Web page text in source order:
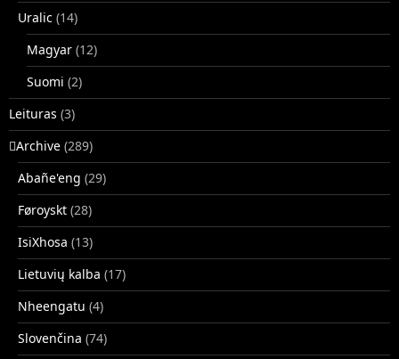
Uralic (14)
Magyar (12)
Suomi (2)
Leituras (3)
􏿽Archive (289)
Abañe'eng (29)
Føroyskt (28)
IsiXhosa (13)
Lietuvių kalba (17)
Nheengatu (4)
Slovenčina (74)